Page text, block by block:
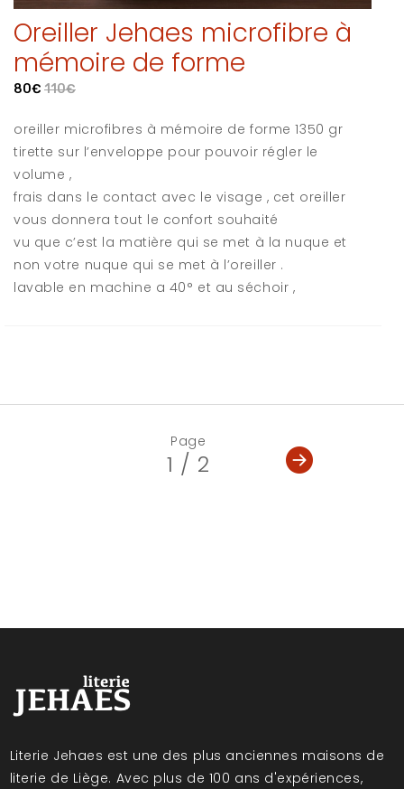
Oreiller Jehaes microfibre à
mémoire de forme
80€ 110€
oreiller microfibres à mémoire de forme 1350 gr
tirette sur l’enveloppe pour pouvoir régler le
volume ,
frais dans le contact avec le visage , cet oreiller
vous donnera tout le confort souhaité
vu que c’est la matière qui se met à la nuque et
non votre nuque qui se met à l’oreiller .
lavable en machine a 40° et au séchoir ,
Page
1 / 2
Literie Jehaes est une des plus anciennes maisons de
literie de Liège. Avec plus de 100 ans d'expériences,